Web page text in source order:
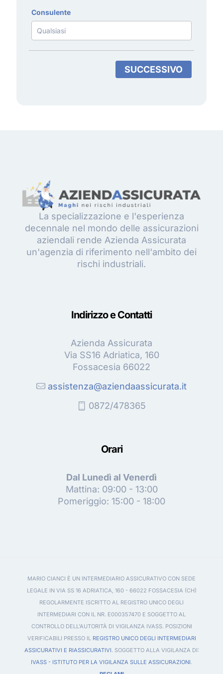
Consulente
SUCCESSIVO
La specializzazione e l'esperienza
decennale nel mondo delle assicurazioni
aziendali rende Azienda Assicurata
un'agenzia di riferimento nell'ambito dei
rischi industriali.
Indirizzo e Contatti
Azienda Assicurata
Via SS16 Adriatica, 160
Fossacesia 66022
assistenza@aziendaassicurata.it
0872/478365
Orari
Dal Lunedì al Venerdì
Mattina: 09:00 - 13:00
Pomeriggio: 15:00 - 18:00
MARIO CIANCI È UN INTERMEDIARIO ASSICURATIVO CON SEDE
LEGALE IN VIA SS 16 ADRIATICA, 160 - 66022 FOSSACESIA (CH)
REGOLARMENTE ISCRITTO AL REGISTRO UNICO DEGLI
INTERMEDIARI CON IL NR. E000357470 E SOGGETTO AL
CONTROLLO DELL'AUTORITÀ DI VIGILANZA IVASS. POSIZIONI
VERIFICABILI PRESSO IL REGISTRO UNICO DEGLI INTERMEDIARI
ASSICURATIVI E RIASSICURATIVI. SOGGETTO ALLA VIGILANZA DI:
IVASS - ISTITUTO PER LA VIGILANZA SULLE ASSICURAZIONI.